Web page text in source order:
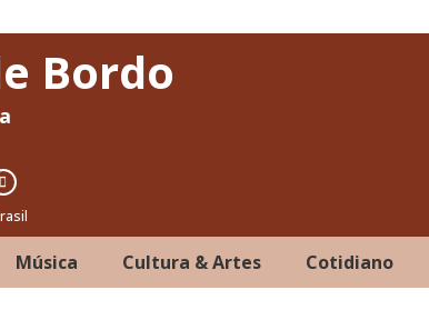
Bordo
Música Cultura & Artes Cotidiano